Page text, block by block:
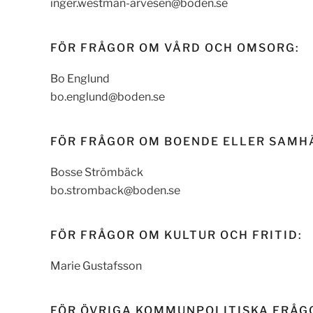
inger.westman-arvesen@boden.se
FÖR FRÅGOR OM VÅRD OCH OMSORG:
Bo Englund
bo.englund@boden.se
FÖR FRÅGOR OM BOENDE ELLER
Bosse Strömbäck
bo.stromback@boden.se
FÖR FRÅGOR OM KULTUR OCH FRITID:
Marie Gustafsson